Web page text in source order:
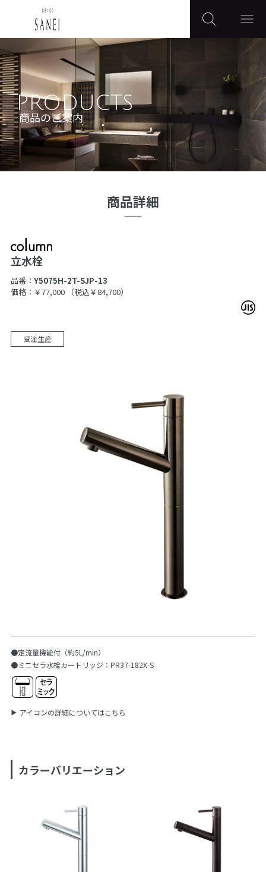
PRODUCTS
商品のご案内
商品詳細
立水栓
品番： Y5075H-2T-SJP-13
価格：￥77,000
（税込￥84,700）
受注生産
●定流量機能付（約5L/min）
●ミニセラ水栓カートリッジ：PR37-182X-S
アイコンの詳細についてはこちら
カラーバリエーション